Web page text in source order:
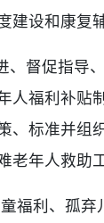
建设和康复
、督促指导
人福利补贴
、标准并组
老年人救助工
福利、孤弃